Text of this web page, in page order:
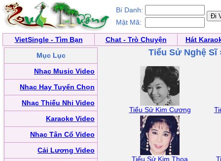
Bí Danh:
Mật Mã:
VietSingle - Tìm Bạn Chat - Trò Chuyện
Hát
Mục Lục
Nhạc Music Video
Nhạc Hay Tuyển Chọn
Nhạc Thiếu Nhi Video
Karaoke Video
Nhạc Tân Cổ Video
Cải Lương Video
Tiểu Sử Nghệ Sĩ
Tiểu Sử Kim Cương
Tiểu Sử Kim Thoa